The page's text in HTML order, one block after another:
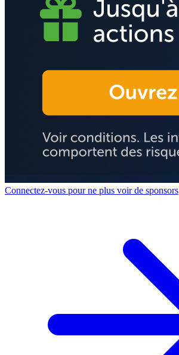
Connectez-vous pour ne plus voir de sponsors